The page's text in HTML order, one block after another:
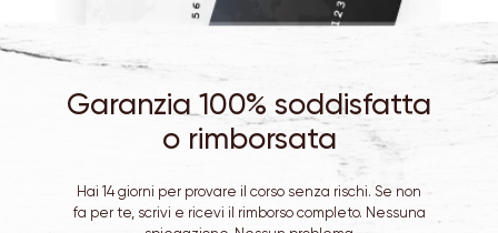
Hai 14 giorni per provare il corso senza rischi. Se non
fa per te, scrivi e ricevi il rimborso completo. Nessuna
Garanzia 100% soddisfatta
o rimborsata